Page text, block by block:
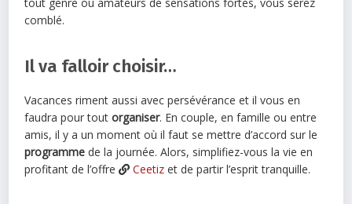
comblé.
Il va falloir choisir…
Vacances riment aussi avec persévérance et il vous en
faudra pour toutorganiser. En couple, en famille ou entre
amis, il y a un moment où il faut se mettre d’accord sur le
programme de la journée. Alors, simplifiez-vous la vie en
profitant de l’offre
Ceetiz et de partir l’esprit tranquille.